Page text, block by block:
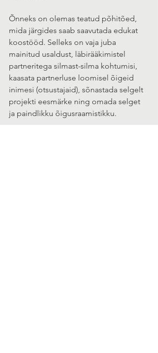
Õnneks on olemas teatud põhitõed,
mida järgides saab saavutada edukat
koostööd. Selleks on vaja juba
mainitud usaldust, läbirääkimistel
partneritega silmast-silma kohtumisi,
kaasata partnerluse loomisel õigeid
inimesi (otsustajaid), sõnastada selgelt
projekti eesmärke ning omada selget
ja paindlikku õigusraamistikku.